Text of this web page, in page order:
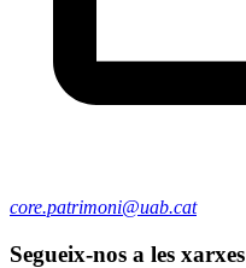
core.patrimoni@uab.cat
Segueix-nos a les xarxes